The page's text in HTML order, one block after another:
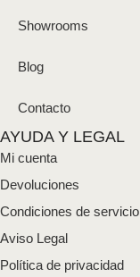
Showrooms
Blog
Contacto
AYUDA Y LEGAL
Mi cuenta
Devoluciones
Condiciones de servicio
Aviso Legal
Política de privacidad